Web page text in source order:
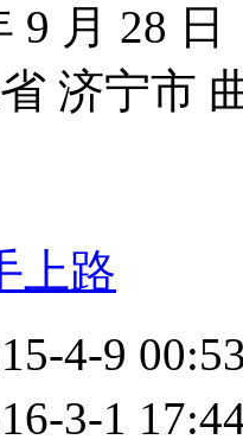
9 月 28 日
济宁市
上路
4-9
3-1